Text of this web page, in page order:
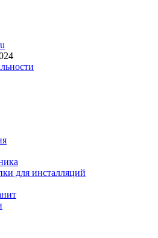
для инсталляций